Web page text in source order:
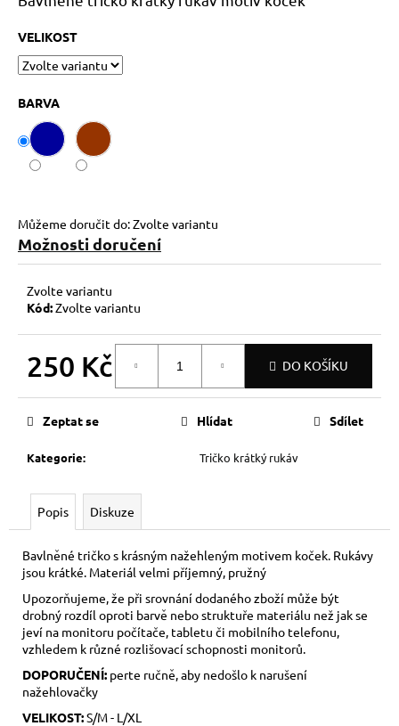
VELIKOST
BARVA
Můžeme doručit do:Zvolte variantu
Možnosti doručení
Zvolte variantu
Kód:Zvolte variantu
250 Kč DO KOŠÍKU
Kategorie: Tričko krátký rukáv
Zeptat se Hlídat Sdílet
Popis Diskuze
Bavlněné tričko s krásným nažehleným motivem koček. Rukávy
jsou krátké. Materiál velmi příjemný, pružný
Upozorňujeme, že při srovnání dodaného zboží může být
drobný rozdíl oproti barvě nebo struktuře materiálu než jak se
jeví na monitoru počítače, tabletu či mobilního telefonu,
vzhledem k různé rozlišovací schopnosti monitorů.
DOPORUČENÍ: perte ručně, aby nedošlo k narušení
nažehlovačky
VELIKOST:S/M - L/XL
j
e
m
e